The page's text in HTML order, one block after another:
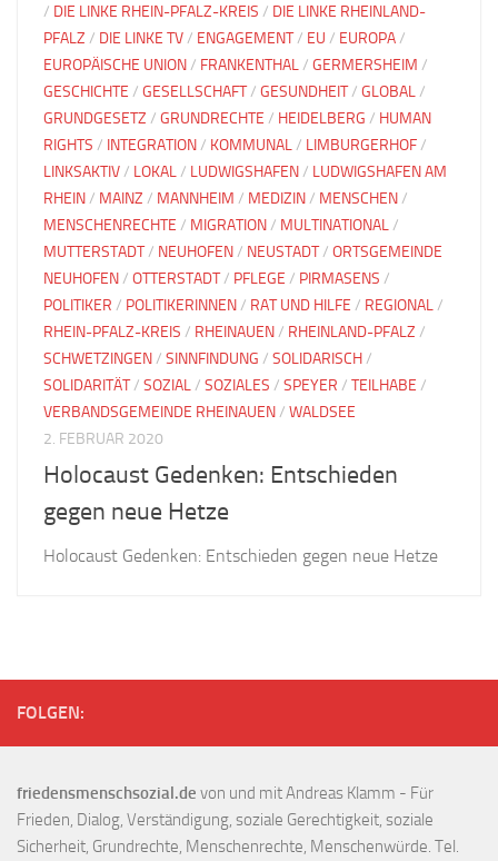
/ DIE LINKE RHEIN-PFALZ-KREIS / DIE LINKE RHEINLAND-
PFALZ / DIE LINKE TV/ ENGAGEMENT/ EU / EUROPA/
EUROPÄISCHE UNION/ FRANKENTHAL/ GERMERSHEIM /
GESCHICHTE / GESELLSCHAFT/ GESUNDHEIT/ GLOBAL/
GRUNDGESETZ / GRUNDRECHTE / HEIDELBERG / HUMAN
RIGHTS / INTEGRATION/ KOMMUNAL/ LIMBURGERHOF/
LINKSAKTIV/ LOKAL/ LUDWIGSHAFEN/ LUDWIGSHAFEN AM
RHEIN/ MAINZ / MANNHEIM / MEDIZIN/ MENSCHEN/
MENSCHENRECHTE / MIGRATION/ MULTINATIONAL/
MUTTERSTADT/ NEUHOFEN/ NEUSTADT/ ORTSGEMEINDE
NEUHOFEN/ OTTERSTADT/ PFLEGE / PIRMASENS /
POLITIKER / POLITIKERINNEN/ RAT UND HILFE / REGIONAL/
RHEIN-PFALZ-KREIS / RHEINAUEN/ RHEINLAND-PFALZ /
SCHWETZINGEN/ SINNFINDUNG / SOLIDARISCH/
SOLIDARITÄT/ SOZIAL/ SOZIALES / SPEYER / TEILHABE /
VERBANDSGEMEINDE RHEINAUEN/ WALDSEE
2. FEBRUAR 2020
Holocaust Gedenken: Entschieden
gegen neue Hetze
Holocaust Gedenken: Entschieden gegen neue Hetze
FOLGEN:
friedensmenschsozial.de von und mit Andreas Klamm - Für
Frieden, Dialog, Verständigung, soziale Gerechtigkeit, soziale
Sicherheit, Grundrechte, Menschenrechte, Menschenwürde. Tel.